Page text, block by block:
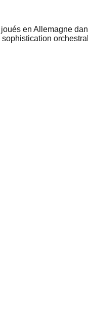
en Allemagne